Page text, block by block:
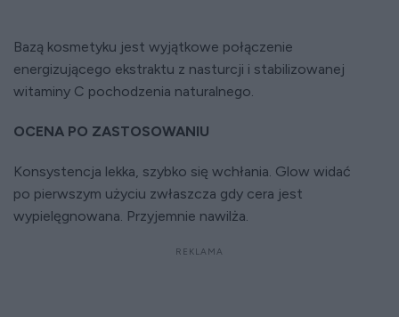
Bazą kosmetyku jest wyjątkowe połączenie
energizującego ekstraktu z nasturcji i stabilizowanej
witaminy C pochodzenia naturalnego.
OCENA PO ZASTOSOWANIU
Konsystencja lekka, szybko się wchłania. Glow widać
po pierwszym użyciu zwłaszcza gdy cera jest
wypielęgnowana. Przyjemnie nawilża.